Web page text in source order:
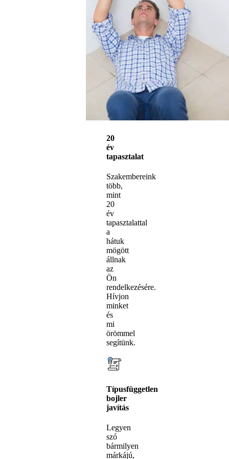
20
év
tapasztalat
Szakembereink
több,
mint
20
év
tapasztalattal
a
hátuk
mögött
állnak
az
Ön
rendelkezésére.
Hívjon
minket
és
mi
örömmel
segítünk.
Típusfüggetlen
bojler
javítás
Legyen
szó
bármilyen
márkájú,